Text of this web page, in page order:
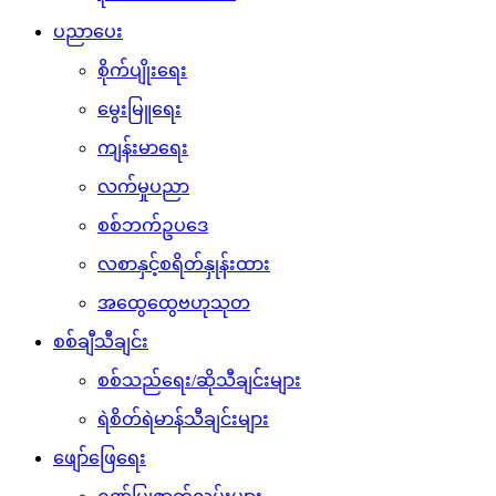
ပညာပေး
စိုက်ပျိုးရေး
မွေးမြူရေး
ကျန်းမာရေး
လက်မှုပညာ
စစ်ဘက်ဥပဒေ
လစာနှင့်စရိတ်နှုန်းထား
အထွေထွေဗဟုသုတ
စစ်ချီသီချင်း
စစ်သည်ရေး/ဆိုသီချင်းများ
ရဲစိတ်ရဲမာန်သီချင်းများ
ဖျော်ဖြေရေး